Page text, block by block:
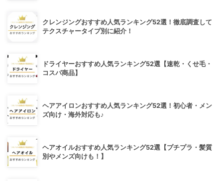
クレンジングおすすめ人気ランキング52選！徹底調査して
テクスチャータイプ別に紹介！
ドライヤーおすすめ人気ランキング52選【速乾・くせ毛・
コスパ商品】
ヘアアイロンおすすめ人気ランキング52選！初心者・メン
ズ向け・海外対応も♪
ヘアオイルおすすめ人気ランキング52選【プチプラ・髪質
別やメンズ向けも！】